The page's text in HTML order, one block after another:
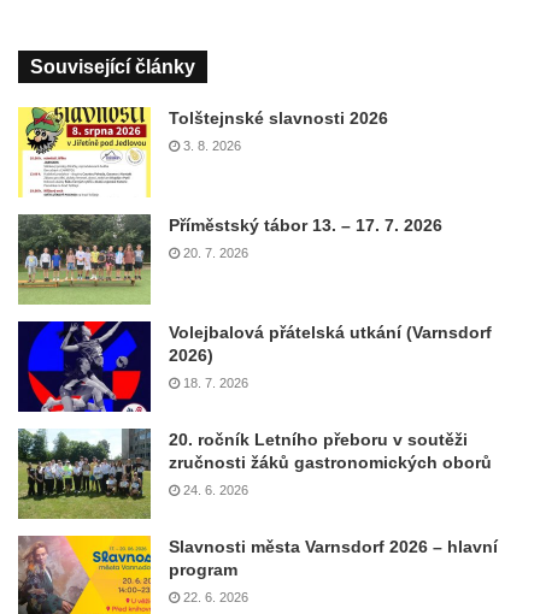
Související články
Tolštejnské slavnosti 2026
3. 8. 2026
Příměstský tábor 13. – 17. 7. 2026
20. 7. 2026
Volejbalová přátelská utkání (Varnsdorf
2026)
18. 7. 2026
20. ročník Letního přeboru v soutěži
zručnosti žáků gastronomických oborů
24. 6. 2026
Slavnosti města Varnsdorf 2026 – hlavní
program
22. 6. 2026